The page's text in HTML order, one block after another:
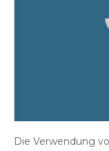
Die Verwendung